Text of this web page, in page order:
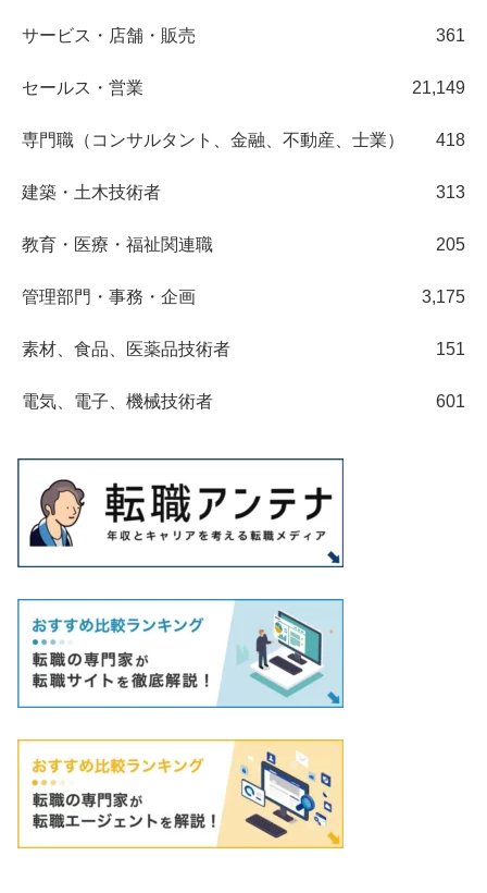
サービス・店舗・販売 361
セールス・営業 21,149
専門職（コンサルタント、金融、不動産、士業） 418
建築・土木技術者 313
教育・医療・福祉関連職 205
管理部門・事務・企画 3,175
素材、食品、医薬品技術者 151
電気、電子、機械技術者 601